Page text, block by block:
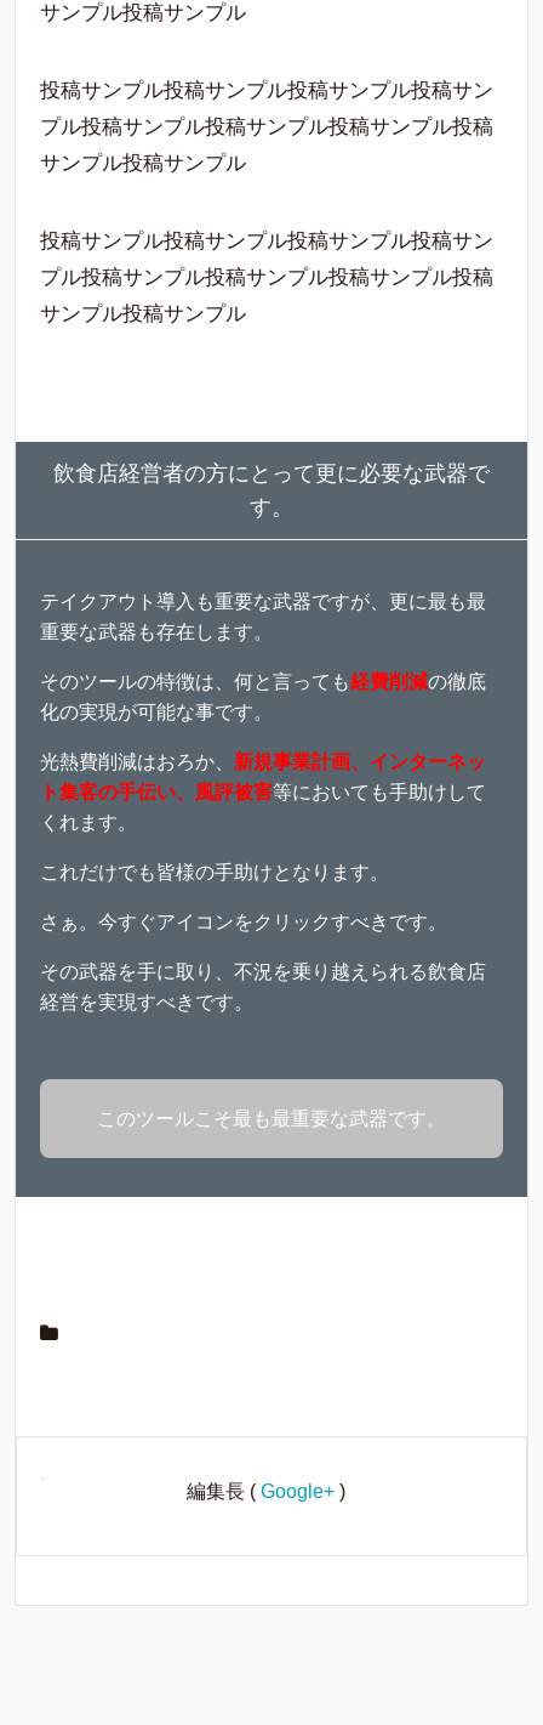
サンプル投稿サンプル
投稿サンプル投稿サンプル投稿サンプル投稿サン
プル投稿サンプル投稿サンプル投稿サンプル投稿
サンプル投稿サンプル
投稿サンプル投稿サンプル投稿サンプル投稿サン
プル投稿サンプル投稿サンプル投稿サンプル投稿
サンプル投稿サンプル
飲食店経営者の方にとって更に必要な武器で
す。
テイクアウト導入も重要な武器ですが、更に最も最
重要な武器も存在します。
そのツールの特徴は、何と言っても経費削減の徹底
化の実現が可能な事です。
光熱費削減はおろか、 新規事業計画、インターネッ
ト集客の手伝い、風評被害等においても手助けして
くれます。
これだけでも皆様の手助けとなります。
さぁ。今すぐアイコンをクリックすべきです。
その武器を手に取り、不況を乗り越えられる飲食店
経営を実現すべきです。
このツールこそ最も最重要な武器です。
編集長 ( Google+ )